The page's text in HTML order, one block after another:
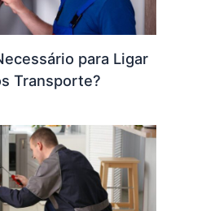
para Ligar
Transporte?